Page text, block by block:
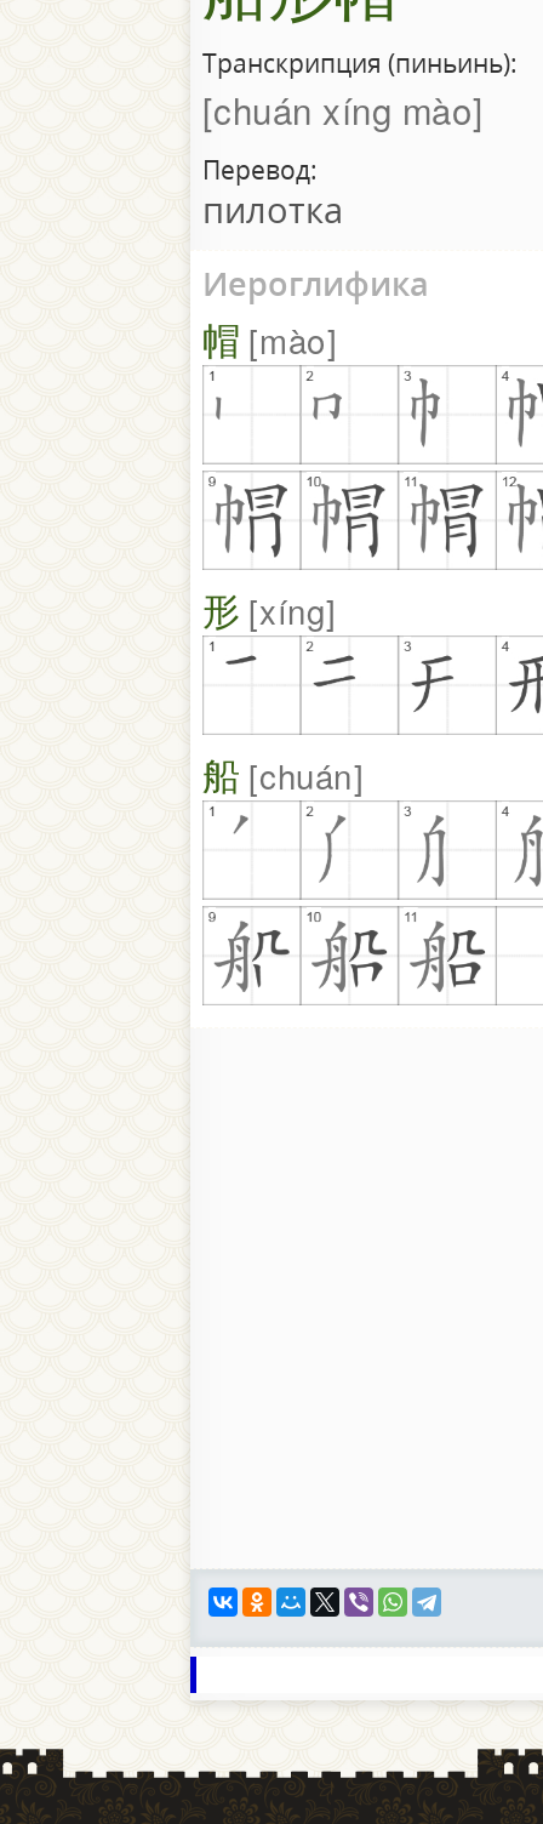
Транскрипция (пиньинь):
chuán xíng mào
Перевод:
пилотка
Иероглифика
帽 mào
形 xíng
船 chuán